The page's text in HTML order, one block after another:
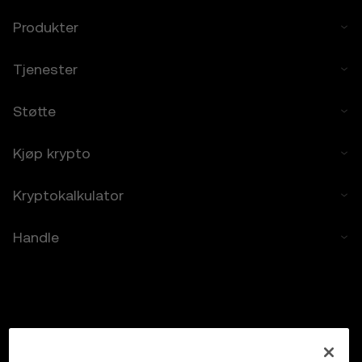
Produkter
Tjenester
Støtte
Kjøp krypto
Kryptokalkulator
Handle
tapene du påføres.
7. Ansvarsbegrensning
prisprediksjonsfunksjonene.
har betalt til OKX for tilgangen til